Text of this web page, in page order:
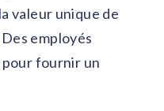
valeur unique de
employés
pour fournir un